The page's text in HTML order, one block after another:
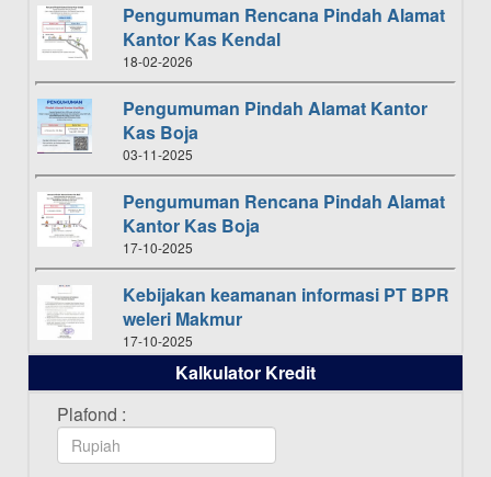
Pengumuman Rencana Pindah Alamat
Kantor Kas Kendal
18-02-2026
Pengumuman Pindah Alamat Kantor
Kas Boja
03-11-2025
Pengumuman Rencana Pindah Alamat
Kantor Kas Boja
17-10-2025
Kebijakan keamanan informasi PT BPR
weleri Makmur
17-10-2025
Daftar Pemenang Undian TAMASHA
Bulan Oktober 2025
16-10-2025
Kalkulator Kredit
Plafond :